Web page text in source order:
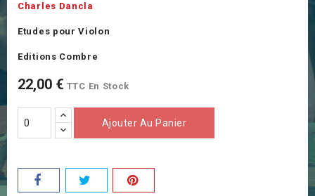
Charles Dancla
Etudes pour Violon
Editions Combre
22,00 € TTC En Stock
Ajouter Au Panier